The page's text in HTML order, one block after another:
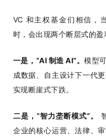
VC 和主权基金们相信，
时，会出现两个断层式的盈
一是，“AI 制造 AI”。模型
成数据、自主设计下一代
实现断崖式下跌。
二是，“智力垄断模式”。
企业的核心运营、法律、